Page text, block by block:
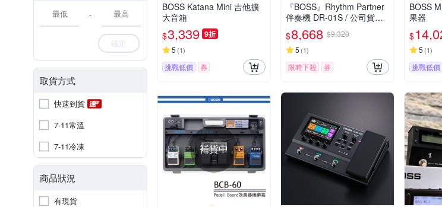
-
確定
取貨方式
快速到貨
7-11常溫
7-11冷凍
商品狀況
有現貨
BOSS Katana Mini 吉他擴
大音箱
$3,339 9折
5 (1)
挑戰低價 券
『BOSS』Rhythm Partner
伴奏機 DR-01S / 公司貨保
固
$8,668 $9,320
5 (1)
限時下殺 券
BOSS
果器
$
5 (1)
挑戰低價
補貨中